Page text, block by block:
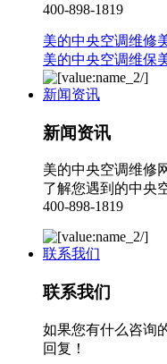
400-898-1819
美的中央空调维修
美的中央空调维保
新闻资讯
新闻资讯
美的中央空调维修
了解您遇到的中央
400-898-1819
联系我们
联系我们
如果您有什么咨询
回复！